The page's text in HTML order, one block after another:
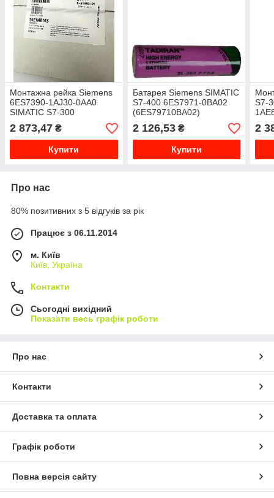
Монтажна рейка Siemens
6ES7390-1AJ30-0AA0
SIMATIC S7-300
2 873,47 ₴
Купити
Батарея Siemens SIMATIC
S7-400 6ES7971-0BA02
(6ES79710BA02)
2 126,53₴
Купити
S7-
2
Про нас
80% позитивних з 5 відгуків за рік
Працює з 06.11.2014
м. Київ
Київ, Україна
Контакти
Сьогодні вихідний
Показати весь графік роботи
Про нас
Контакти
Доставка та оплата
Графік роботи
Повна версія сайту